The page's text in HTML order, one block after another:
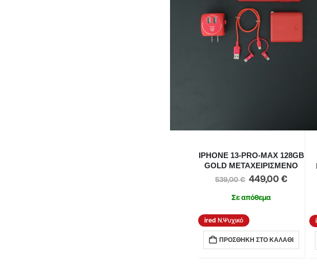
ΠΡΟΣΘΉΚΗ ΣΤΟ ΚΑΛΆΘΙ
IPHONE 13-PRO-MAX 128GB
GOLD ΜΕΤΑΧΕΙΡΙΣΜΕΝΟ
539,00€ 449,00€
Σε απόθεμα
Ν.Ψυχικό
ΠΡΟΣΘΉΚΗ ΣΤΟ ΚΑΛΆΘΙ